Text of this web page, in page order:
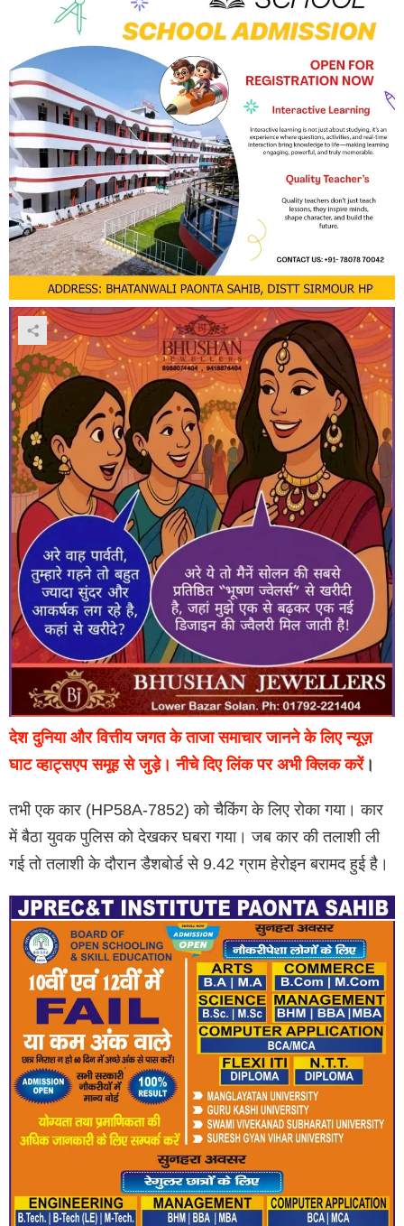
देश दुनिया और वित्तीय जगत के ताजा समाचार जानने के लिए न्यूज़
घाट व्हाट्सएप समूह से जुड़े। नीचे दिए लिंक पर अभी क्लिक करें।
तभी एक कार (HP58A-7852) को चैकिंग के लिए रोका गया। कार
में बैठा युवक पुलिस को देखकर घबरा गया। जब कार की तलाशी ली
गई तो तलाशी के दौरान डैशबोर्ड से 9.42 ग्राम हेरोइन बरामद हुई है।